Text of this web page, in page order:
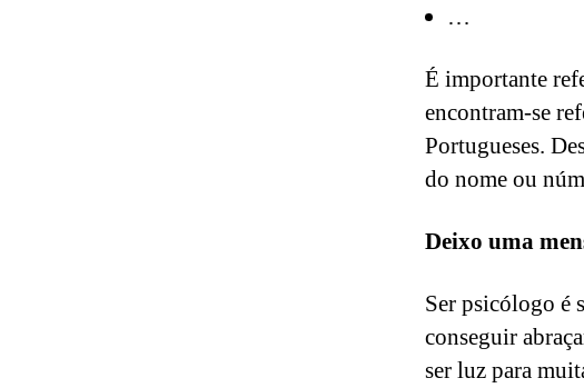
…
É importante
encontram-se
Portugueses.
do nome ou
Deixo uma
Ser psicólogo é
conseguir
ser luz para